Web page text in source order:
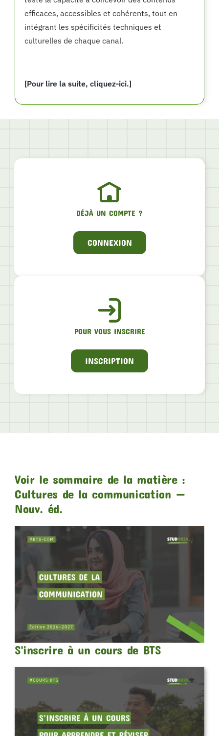
efficaces, accessibles et cohérents, tout en
intégrant les spécificités techniques et
culturelles de chaque canal.
[Pour lire la suite, cliquez-ici.]
DÉJÀ UN COMPTE ?
CONNEXION
POUR VOUS INSCRIRE
INSCRIPTION
Voir le sommaire de la matière :
Cultures de la communication —
Nouv. éd.
S'inscrire à un cours de BTS